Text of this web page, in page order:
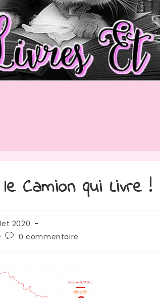
Camion qui Livre !
2020
Commentaires
0 commentaire